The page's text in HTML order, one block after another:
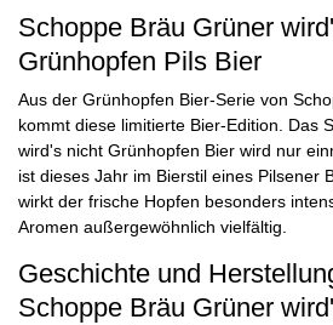
Schoppe Bräu Grüner
Grünhopfen Pils Bier
Aus der Grünhopfen Bier-Serie von
kommt diese limitierte Bier-Edition. Das
wird's nicht Grünhopfen Bier wird nur
ist dieses Jahr im Bierstil eines Pilsener
wirkt der frische Hopfen besonders
Aromen außergewöhnlich vielfältig.
Geschichte und
Schoppe Bräu Grüner